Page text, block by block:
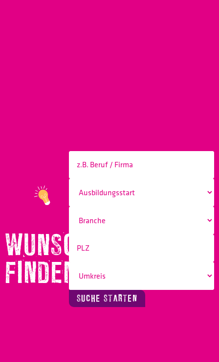
WUNSCHBERUF
FINDEN!
SUCHE STARTEN